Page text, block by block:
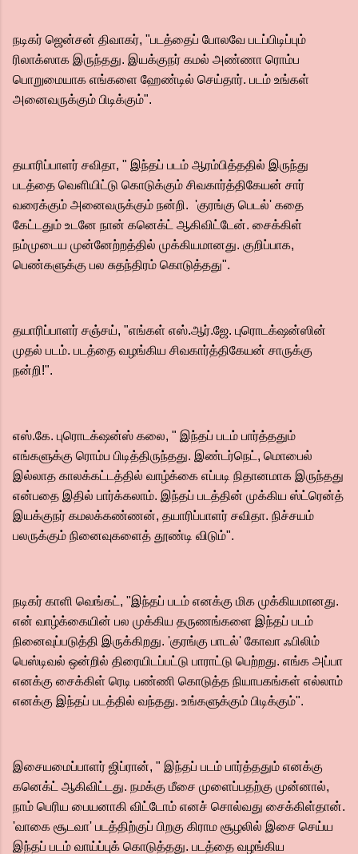
நடிகர் ஜென்சன் திவாகர், "படத்தைப் போலவே படப்பிடிப்பும்
ரிலாக்ஸாக இருந்தது. இயக்குநர் கமல் அண்ணா ரொம்ப
பொறுமையாக எங்களை ஹேண்டில் செய்தார். படம் உங்கள்
அனைவருக்கும் பிடிக்கும்".
தயாரிப்பாளர் சவிதா, " இந்தப் படம் ஆரம்பித்ததில் இருந்து
படத்தை வெளியிட்டு கொடுக்கும் சிவகார்த்திகேயன் சார்
வரைக்கும் அனைவருக்கும் நன்றி. 'குரங்கு பெடல்' கதை
கேட்டதும் உடனே நான் கனெக்ட் ஆகிவிட்டேன். சைக்கிள்
நம்முடைய முன்னேற்றத்தில் முக்கியமானது. குறிப்பாக,
பெண்களுக்கு பல சுதந்திரம் கொடுத்தது".
தயாரிப்பாளர் சஞ்சய், "எங்கள் எஸ்.ஆர்.ஜே. புரொடக்‌ஷன்ஸின்
முதல் படம். படத்தை வழங்கிய சிவகார்த்திகேயன் சாருக்கு
நன்றி!".
எஸ்.கே. புரொடக்‌ஷன்ஸ் கலை, " இந்தப் படம் பார்த்ததும்
எங்களுக்கு ரொம்ப பிடித்திருந்தது. இண்டர்நெட், மொபைல்
இல்லாத காலக்கட்டத்தில் வாழ்க்கை எப்படி நிதானமாக இருந்தது
என்பதை இதில் பார்க்கலாம். இந்தப் படத்தின் முக்கிய ஸ்ட்ரென்த்
இயக்குநர் கமலக்கண்ணன், தயாரிப்பாளர் சவிதா. நிச்சயம்
பலருக்கும் நினைவுகளைத் தூண்டி விடும்".
நடிகர் காளி வெங்கட், "இந்தப் படம் எனக்கு மிக முக்கியமானது.
என் வாழ்க்கையின் பல முக்கிய தருணங்களை இந்தப் படம்
நினைவுப்படுத்தி இருக்கிறது. 'குரங்கு பாடல்' கோவா ஃபிலிம்
பெஸ்டிவல் ஒன்றில் திரையிடப்பட்டு பாராட்டு பெற்றது. எங்க அப்பா
எனக்கு சைக்கிள் ரெடி பண்ணி கொடுத்த நியாபகங்கள் எல்லாம்
எனக்கு இந்தப் படத்தில் வந்தது. உங்களுக்கும் பிடிக்கும்".
இசையமைப்பாளர் ஜிப்ரான், " இந்தப் படம் பார்த்ததும் எனக்கு
கனெக்ட் ஆகிவிட்டது. நமக்கு மீசை முளைப்பதற்கு முன்னால்,
நாம் பெரிய பையனாகி விட்டோம் எனச் சொல்வது சைக்கிள்தான்.
'வாகை சூடவா' படத்திற்குப் பிறகு கிராம சூழலில் இசை செய்ய
இந்தப் படம் வாய்ப்புக் கொடுத்தது. படத்தை வழங்கிய